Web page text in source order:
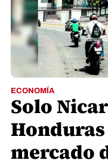
ECONOMÍA
Solo
mercado